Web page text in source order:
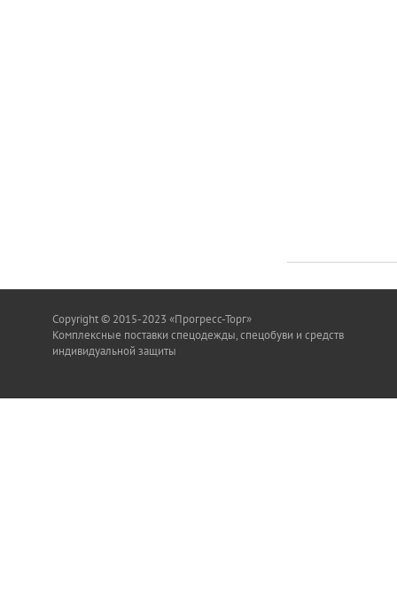
Copyright © 2015-2023 «Прогресс-Торг»
Комплексные поставки спецодежды, спецобуви и средств
индивидуальной защиты